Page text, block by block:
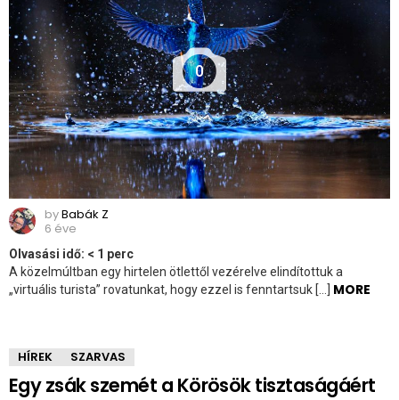
0
byBabák Z
6 éve
Olvasási idő: < 1 perc
A közelmúltban egy hirtelen ötlettől vezérelve elindítottuk a
„virtuális turista” rovatunkat, hogy ezzel is fenntartsuk […] MORE
HÍREK SZARVAS
Egy zsák szemét a Körösök tisztaságáért